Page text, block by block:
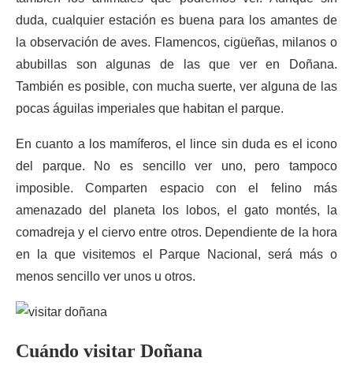
duda, cualquier estación es buena para los amantes de
la observación de aves. Flamencos, cigüeñas, milanos o
abubillas son algunas de las que ver en Doñana.
También es posible, con mucha suerte, ver alguna de las
pocas águilas imperiales que habitan el parque.
En cuanto a los mamíferos, el lince sin duda es el icono
del parque. No es sencillo ver uno, pero tampoco
imposible. Comparten espacio con el felino más
amenazado del planeta los lobos, el gato montés, la
comadreja y el ciervo entre otros. Dependiente de la hora
en la que visitemos el Parque Nacional, será más o
menos sencillo ver unos u otros.
Cuándo visitar Doñana